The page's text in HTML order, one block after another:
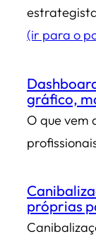
(ir para o
gráfico,
O que vem
próprias